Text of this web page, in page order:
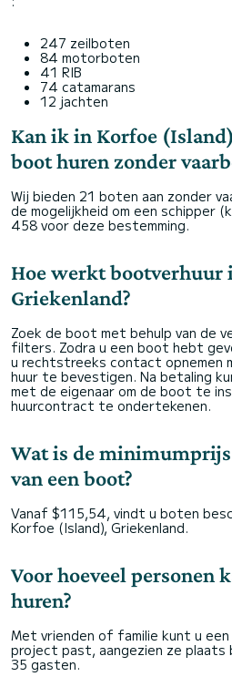
247 zeilboten
84 motorboten
41 RIB
74 catamarans
12 jachten
Kan ik in Korfoe
boot huren zonder
Wij bieden 21 boten aan zonder
de mogelijkheid om een schipper
458 voor deze bestemming.
Hoe werkt bootverhuur
Griekenland?
Zoek de boot met behulp van de
filters. Zodra u een boot hebt
u rechtstreeks contact opnemen
huur te bevestigen. Na betaling
met de eigenaar om de boot te
huurcontract te ondertekenen.
Wat is de
van een boot?
Vanaf $115,54, vindt u boten
Korfoe (Island), Griekenland.
Voor hoeveel personen
huren?
Met vrienden of familie kunt u
project past, aangezien ze plaats
35 gasten.